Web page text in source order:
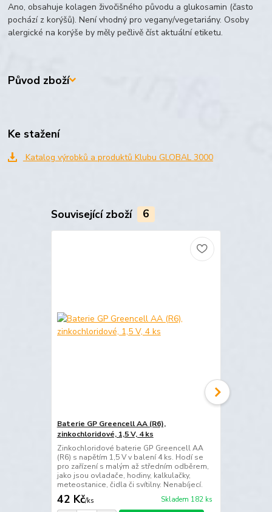
Ano, obsahuje kolagen živočišného původu a glukosamin (často
pochází z korýšů). Není vhodný pro vegany/vegetariány. Osoby
alergické na korýše by měly pečlivě číst aktuální etiketu.
Původ zboží
Ke stažení
Katalog výrobků a produktů Klubu GLOBAL 3000
Související zboží 6
Baterie GP Greencell AA (R6),
zinkochloridové, 1,5 V, 4 ks
Zinkochloridové baterie GP Greencell AA
(R6) s napětím 1,5 V v balení 4 ks. Hodí se
pro zařízení s malým až středním odběrem,
jako jsou ovladače, hodiny, kalkulačky,
meteostanice, čidla či svítilny. Nenabíjecí.
42 Kč/ks Skladem 182 ks